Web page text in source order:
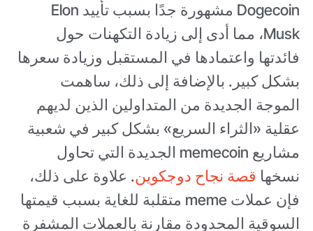
Dogecoin مشهورة جدًا بسبب تأييد Elon
Musk، مما أدى إلى زيادة التكهنات حول
فائدتها واعتمادها في المستقبل وزيادة سعرها
بشكل كبير. بالإضافة إلى ذلك، ساهمت
الموجة الجديدة من المتداولين الذين لديهم
عقلية «الثراء السريع» بشكل كبير في شعبية
مشاريع memecoin الجديدة التي تحاول
نسخها قصة نجاح دوجكوين. علاوة على ذلك،
فإن عملات meme متقلبة للغاية بسبب قيمتها
السوقية المحدودة مقارنة بالعملات المشفرة